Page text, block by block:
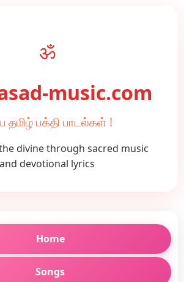
ॐ
music.com
தமிழ் பக்தி பாடல்கள் !
divine through sacred music
and devotional lyrics
Home
Songs